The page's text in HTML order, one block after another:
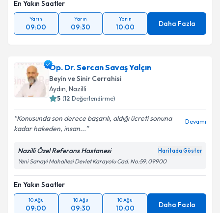
En Yakın Saatler
Yarın
09:00
Yarın
09:30
Yarın
10:00 Daha Fazla
Op. Dr. Sercan Savaş Yalçın
Beyin ve Sinir Cerrahisi
Aydın, Nazilli
5 (12 Değerlendirme)
Konusunda son derece başarılı, aldığı ücreti sonuna
kadar hakeden, insan...
Devamı
Nazilli Özel Referans Hastanesi Haritada Göster
Yeni Sanayi Mahallesi Devlet Karayolu Cad. No:59, 09900
En Yakın Saatler
10 Ağu
09:00
10 Ağu
09:30
10 Ağu
10:00 Daha Fazla